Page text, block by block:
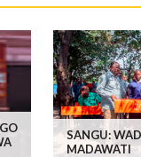
SANGU:
MADAWATI